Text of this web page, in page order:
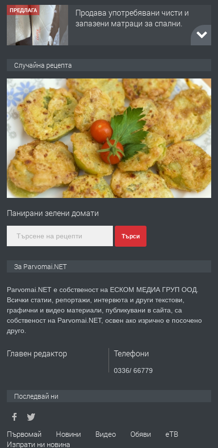
преди 1 година
преди 1 година
ПРЕДЛАГА
Първи поход "По стъпките на Ангел
Войвода"
преди 1 година
ПРЕДЛАГА
Монтажник на малки детайли за
преди 1 година
ПРЕДЛАГА
Продавам апартамент - гр.
преди 1 година
Случайна рецепта
Панирани зелени домати
Търси
За Parvomai.NET
Parvomai.NET е собственост на ЕСКОМ МЕДИА ГРУП ООД.
Всички статии, репортажи, интервюта и други текстови,
графични и видео материали, публикувани в сайта, са
собственост на Parvomai.NET, освен ако изрично е посочено
друго.
Главен редактор Телефони
0336/ 66779
Последвай ни
Първомай Новини Видео Обяви
еТВ
Изпрати ни новина